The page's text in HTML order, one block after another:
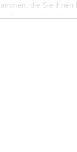
die Sie ihnen
Rahmen Ihrer